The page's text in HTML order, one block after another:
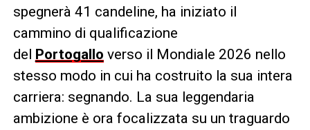
spegnerà 41 candeline, ha iniziato il
cammino di qualificazione
del Portogallo verso il Mondiale 2026 nello
stesso modo in cui ha costruito la sua intera
carriera: segnando. La sua leggendaria
ambizione è ora focalizzata su un traguardo